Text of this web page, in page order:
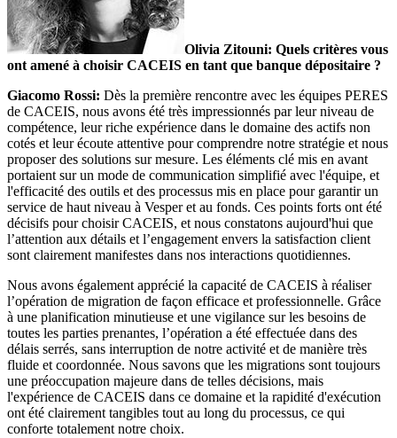
Olivia Zitouni: Quels critères vous
ont amené à choisir CACEIS en tant que banque dépositaire ?
Giacomo Rossi: Dès la première rencontre avec les équipes PERES
de CACEIS, nous avons été très impressionnés par leur niveau de
compétence, leur riche expérience dans le domaine des actifs non
cotés et leur écoute attentive pour comprendre notre stratégie et nous
proposer des solutions sur mesure. Les éléments clé mis en avant
portaient sur un mode de communication simplifié avec l'équipe, et
l'efficacité des outils et des processus mis en place pour garantir un
service de haut niveau à Vesper et au fonds. Ces points forts ont été
décisifs pour choisir CACEIS, et nous constatons aujourd'hui que
l’attention aux détails et l’engagement envers la satisfaction client
sont clairement manifestes dans nos interactions quotidiennes.
Nous avons également apprécié la capacité de CACEIS à réaliser
l’opération de migration de façon efficace et professionnelle. Grâce
à une planification minutieuse et une vigilance sur les besoins de
toutes les parties prenantes, l’opération a été effectuée dans des
délais serrés, sans interruption de notre activité et de manière très
fluide et coordonnée. Nous savons que les migrations sont toujours
une préoccupation majeure dans de telles décisions, mais
l'expérience de CACEIS dans ce domaine et la rapidité d'exécution
ont été clairement tangibles tout au long du processus, ce qui
conforte totalement notre choix.